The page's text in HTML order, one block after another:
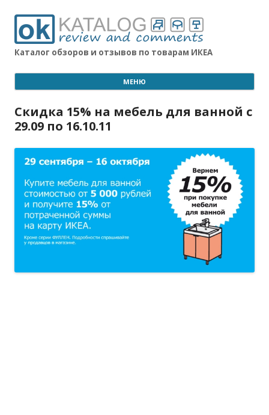
Каталог обзоров и отзывов по товарам ИКЕА
МЕНЮ
Скидка 15% на мебель для ванной с
29.09 по 16.10.11